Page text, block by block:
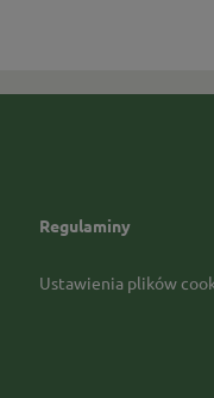
Regulaminy
Ustawienia plików